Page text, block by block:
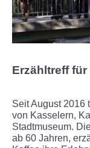
Infos
Termine
Gruppen
Erzähltreff
Erzähltreff für
Seit August 2016
von Kasselern,
Stadtmuseum.
ab 60 Jahren,